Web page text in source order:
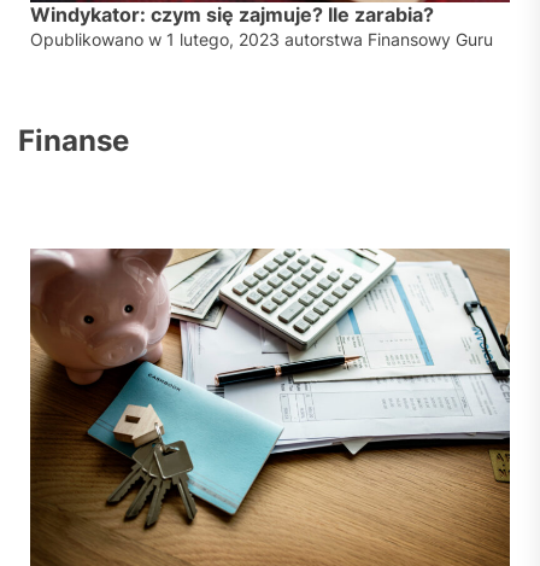
Windykator: czym się zajmuje? Ile zarabia?
Opublikowano w 1 lutego, 2023 autorstwa Finansowy Guru
Finanse